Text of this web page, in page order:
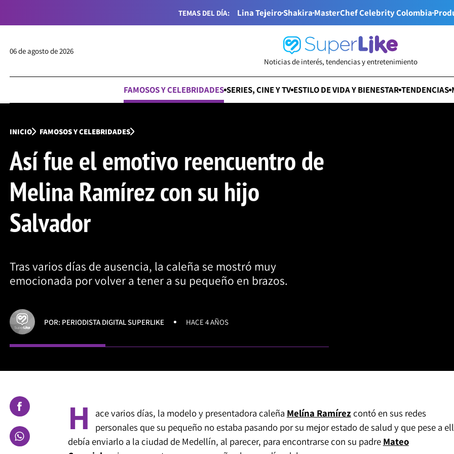
TEMAS DEL DÍA: Lina TejeiroShakiraMasterChef Celebrity Colombia
06 de agosto de 2026
Noticias de interés, tendencias y entretenimiento
FAMOSOS Y CELEBRIDADES SERIES, CINE Y TV ESTILO DE VIDA Y BIENESTAR TENDENCIAS
INICIO FAMOSOS Y CELEBRIDADES
Así fue el emotivo reencuentro de
Melina Ramírez con su hijo
Salvador
Tras varios días de ausencia, la caleña se mostró muy
emocionada por volver a tener a su pequeño en brazos.
POR: PERIODISTA DIGITAL SUPERLIKE HACE 4 AÑOS
H ace varios días, la modelo y presentadora caleña Melína Ramírez contó en sus redes
personales que su pequeño no estaba pasando por su mejor estado de salud y que pese a
debía enviarlo a la ciudad de Medellín, al parecer, para encontrarse con su padre Mateo